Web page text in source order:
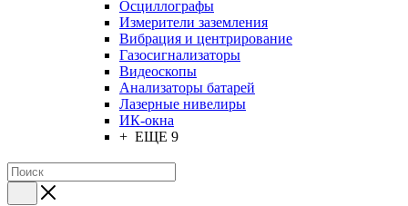
Осциллографы
Измерители заземления
Вибрация и центрирование
Газосигнализаторы
Видеоскопы
Анализаторы батарей
Лазерные нивелиры
ИК-окна
+ ЕЩЕ 9